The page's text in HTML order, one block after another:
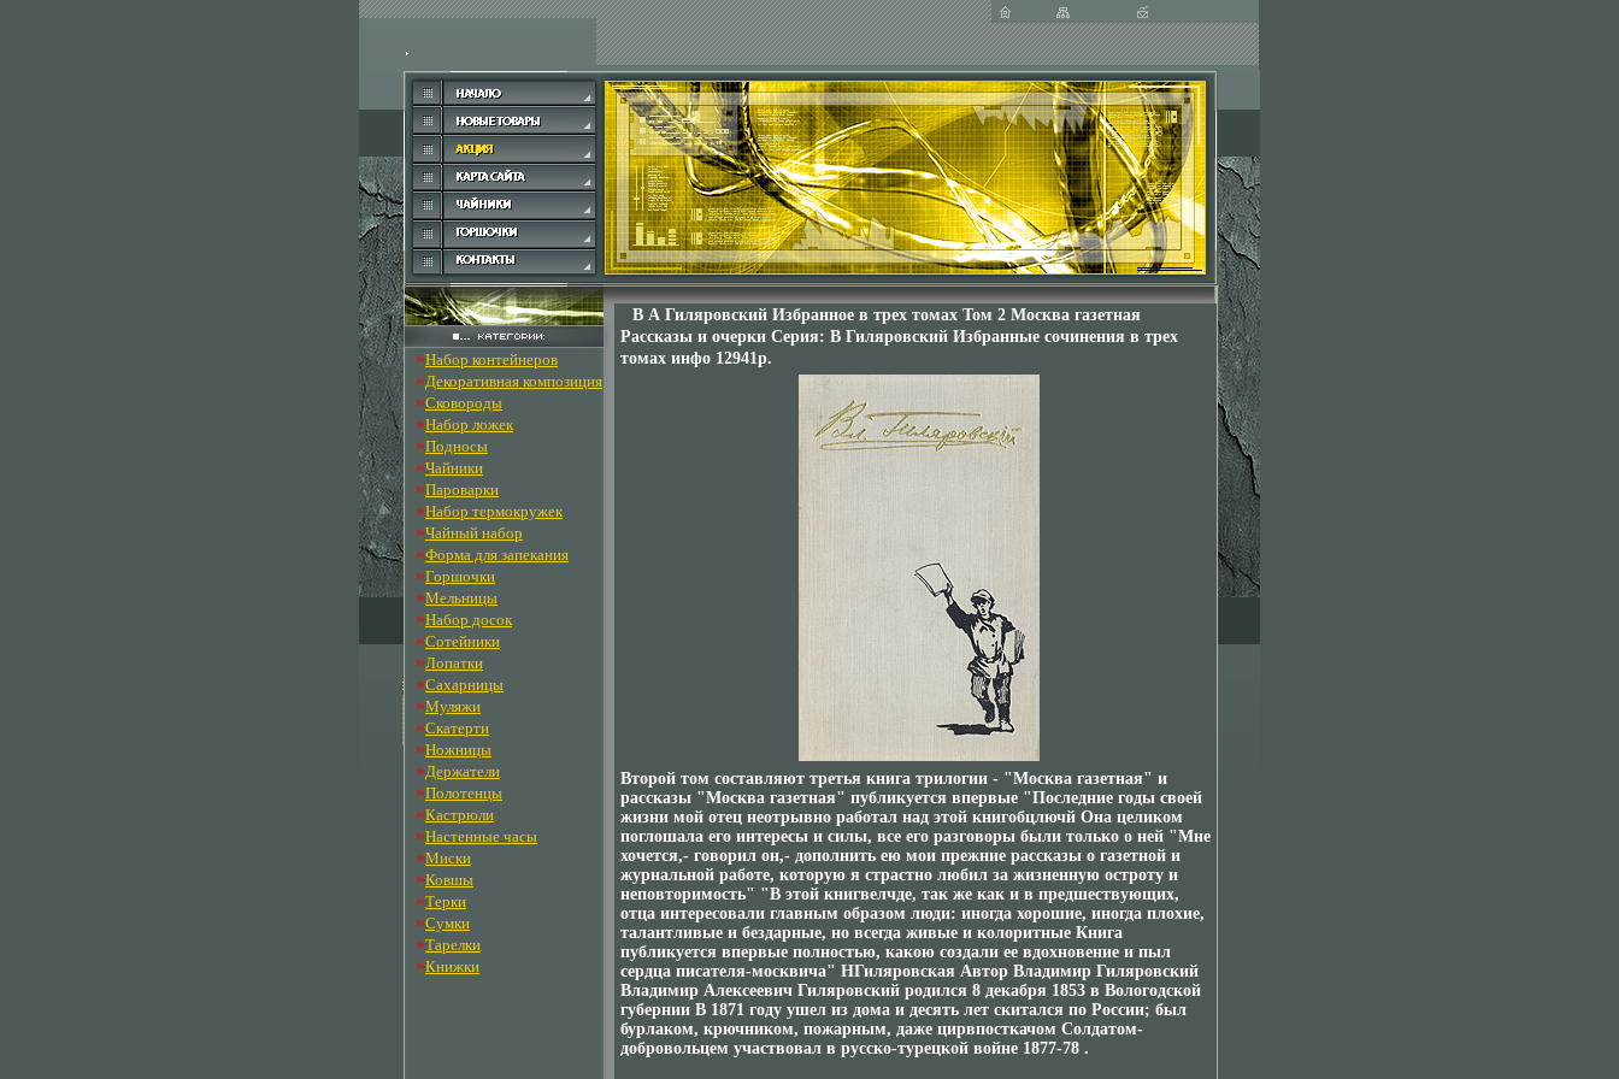
»Набор контейнеров
»Декоративная композиция
»Сковороды
»Набор ложек
»Подносы
»Чайники
»Пароварки
»Набор термокружек
»Чайный набор
»Форма для запекания
»Горшочки
»Мельницы
»Набор досок
»Сотейники
»Лопатки
»Сахарницы
»Муляжи
»Скатерти
»Ножницы
»Держатели
»Полотенцы
»Кастрюли
»Настенные часы
»Миски
»Ковшы
»Терки
»Сумки
»Тарелки
»Книжки
В А Гиляровский Избранное в трех томах Том 2 Москва газетная
Рассказы и очерки Серия: В Гиляровский Избранные сочинения в трех
томах инфо 12941p.
Второй том составляют третья книга трилогии - "Москва газетная" и
рассказы "Москва газетная" публикуется впервые "Последние годы своей
жизни мой отец неотрывно работал над этой книгобцлючй Она целиком
поглошала его интересы и силы, все его разговоры были только о ней "Мне
хочется,- говорил он,- дополнить ею мои прежние рассказы о газетной и
журнальной работе, которую я страстно любил за жизненную остроту и
неповторимость" "В этой книгвелчде, так же как и в предшествующих,
отца интересовали главным образом люди: иногда хорошие, иногда плохие,
талантливые и бездарные, но всегда живые и колоритные Книга
публикуется впервые полностью, какою создали ее вдохновение и пыл
сердца писателя-москвича" НГиляровская Автор Владимир Гиляровский
Владимир Алексеевич Гиляровский родился 8 декабря 1853 в Вологодской
губернии В 1871 году ушел из дома и десять лет скитался по России; был
бурлаком, крючником, пожарным, даже цирвпосткачом Солдатом-
добровольцем участвовал в русско-турецкой войне 1877-78 .